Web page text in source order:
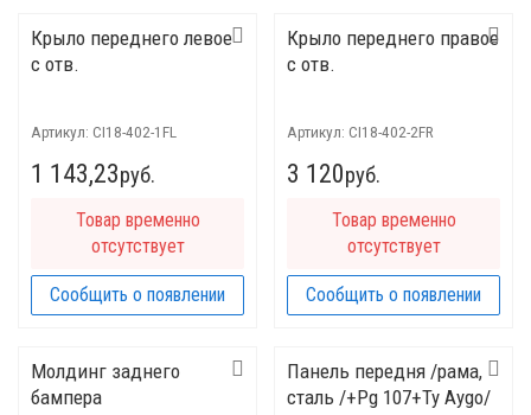
Крыло переднего левое
с отв.
Артикул: CI18-402-1FL
1 143,23руб.
Товар временно
отсутствует
Сообщить о появлении
Крыло переднего правое
с отв.
Артикул: CI18-402-2FR
3 120руб.
Товар временно
отсутствует
Сообщить о появлении
Молдинг заднего
бампера
Панель передня /рама,
сталь /+Pg 107+Ty Aygo/